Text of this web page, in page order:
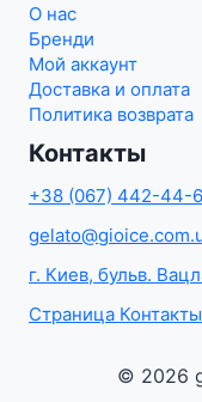
О нас
Бренди
Мой аккаунт
Доставка и оплата
Политика возврата
Контакты
+38 (067) 442-44-
г. Киев, бульв.
Страница Контакты
© 2026